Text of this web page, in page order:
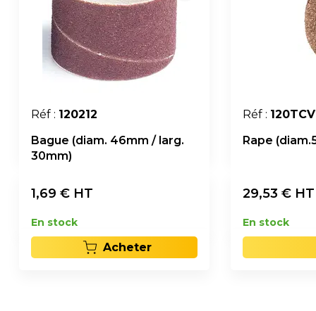
Réf : 120212
Bague (diam. 46mm / larg.
30mm)
1,69 € HT
En stock
Acheter
Réf :
Rape
29,53 €
En stock